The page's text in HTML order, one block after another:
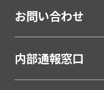
相談会・来店予約
学校・教育
お問い合わせ
内部通報窓口